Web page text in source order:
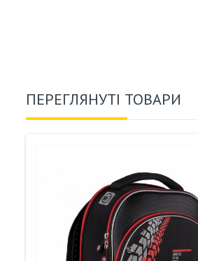
ПЕРЕГЛЯНУТІ ТОВАРИ